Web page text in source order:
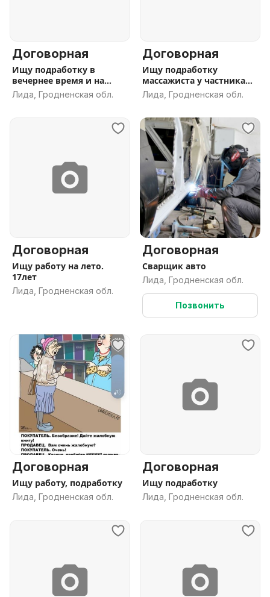
Договорная
Ищу подработку в
вечернее время и на
выходные
Лида, Гродненская обл.
Договорная
Ищу подработку
массажиста у частника
или кампании
Лида, Гродненская обл.
Договорная
Ищу работу на лето.
17лет
Лида, Гродненская обл.
Договорная
Сварщик авто
Лида, Гродненская обл.
Позвонить
Договорная
Ищу работу, подработку
Лида, Гродненская обл.
Договорная
Ищу подработку
Лида, Гродненская обл.